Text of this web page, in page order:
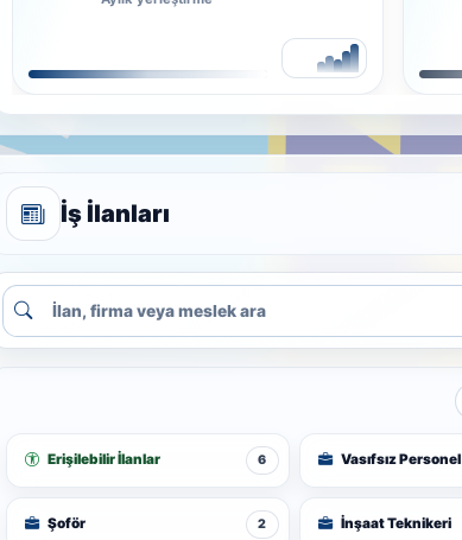
İş İlanları
Erişilebilir İlanlar 6 Vasıfsız Personel
Şoför 2 İnşaat Teknikeri